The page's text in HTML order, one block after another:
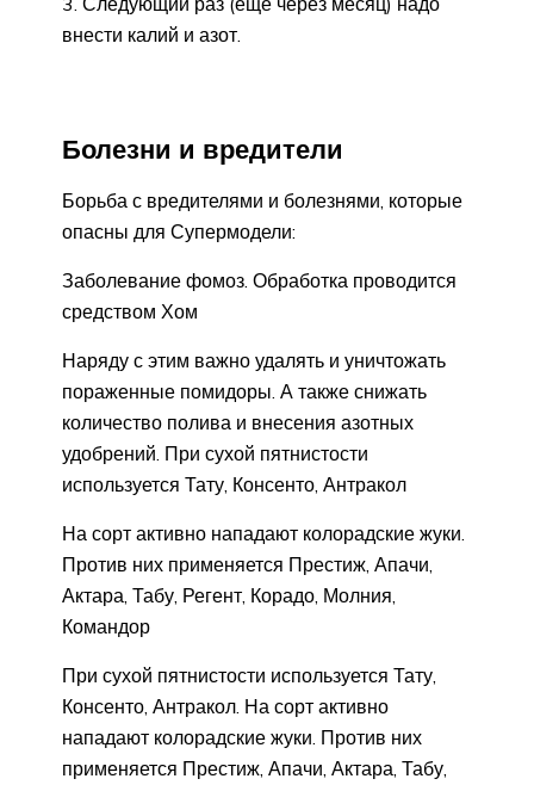
внести калий и азот.
Болезни и вредители
Борьба с вредителями и болезнями, которые
опасны для Супермодели:
Заболевание фомоз. Обработка проводится
средством Хом
Наряду с этим важно удалять и уничтожать
пораженные помидоры. А также снижать
количество полива и внесения азотных
удобрений. При сухой пятнистости
используется Тату, Консенто, Антракол
На сорт активно нападают колорадские жуки.
Против них применяется Престиж, Апачи,
Актара, Табу, Регент, Корадо, Молния,
Командор
При сухой пятнистости используется Тату,
Консенто, Антракол. На сорт активно
нападают колорадские жуки. Против них
применяется Престиж, Апачи, Актара, Табу,